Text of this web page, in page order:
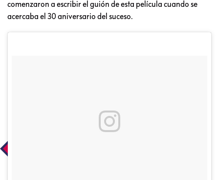
comenzaron a escribir el guión de esta película cuando se
acercaba el 30 aniversario del suceso.